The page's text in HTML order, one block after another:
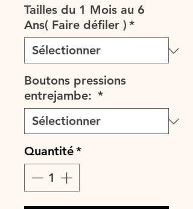
Tailles du 1 Mois au 6
Ans( Faire défiler ) *
Boutons pressions
entrejambe: *
Quantité*